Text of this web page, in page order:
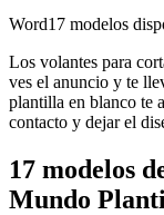
Word17 modelos
Los volantes para
ves el anuncio y te
plantilla en blanco te
contacto y dejar el
17 modelos
Mundo